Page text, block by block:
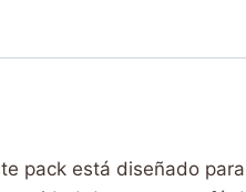
pack está diseñado